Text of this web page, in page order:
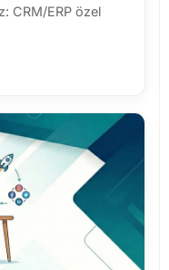
CRM/ERP özel